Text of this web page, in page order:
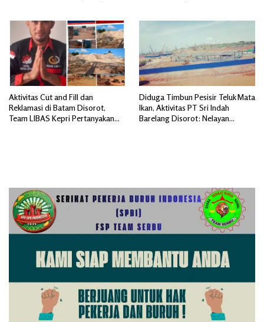
Aktivitas Cut and Fill dan
Reklamasi di Batam Disorot,
Team LIBAS Kepri Pertanyakan
Diduga Timbun Pesisir Teluk Mata
Ikan, Aktivitas PT Sri Indah
Barelang Disorot: Nelayan